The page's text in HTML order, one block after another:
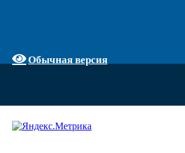
Обычная версия